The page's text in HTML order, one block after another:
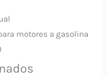
motores a gasolina